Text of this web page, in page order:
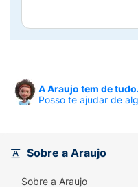
A Araujo tem de
Posso te ajudar de
Sobre a Araujo
Sobre a Araujo